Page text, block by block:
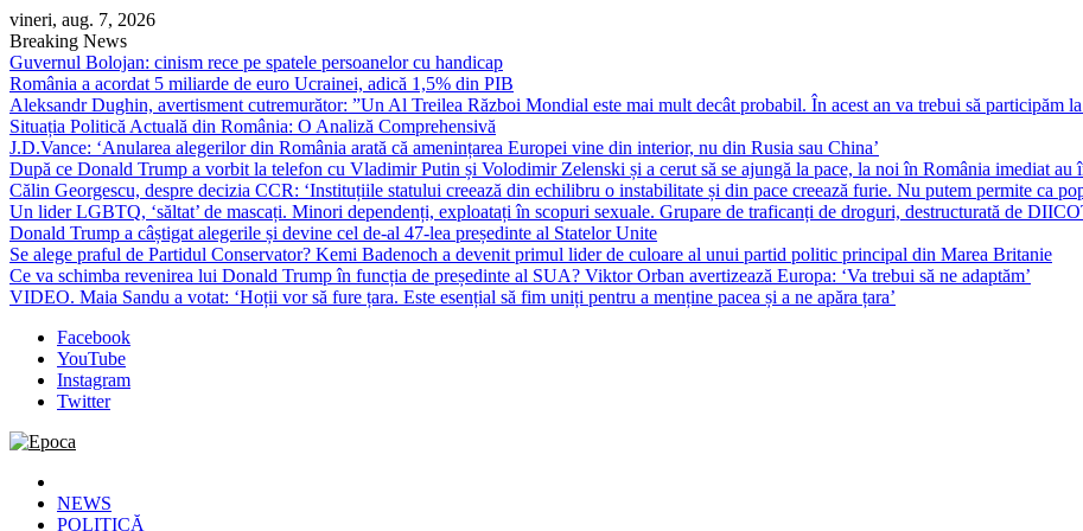
Skip
to
content
vineri, aug. 7, 2026
Breaking News
Guvernul Bolojan: cinism rece pe spatele persoanelor cu handicap
România a acordat 5 miliarde de euro Ucrainei, adică 1,5% din PIB
Aleksandr Dughin, avertisment cutremurător: ”Un Al Treilea Război Mondial este mai mult decât probabil. În acest an va trebui să participăm
Situația Politică Actuală din România: O Analiză Comprehensivă
J.D.Vance: ‘Anularea alegerilor din România arată că amenințarea Europei vine din interior, nu din Rusia sau China’
După ce Donald Trump a vorbit la telefon cu Vladimir Putin și Volodimir Zelenski și a cerut să se ajungă la pace, la noi în România imediat au
Călin Georgescu, despre decizia CCR: ‘Instituțiile statului creează din echilibru o instabilitate și din pace creează furie. Nu putem permite ca
Un lider LGBTQ, ‘săltat’ de mascați. Minori dependenți, exploatați în scopuri sexuale. Grupare de traficanți de droguri, destructurată de
Donald Trump a câștigat alegerile și devine cel de-al 47-lea președinte al Statelor Unite
Se alege praful de Partidul Conservator? Kemi Badenoch a devenit primul lider de culoare al unui partid politic principal din Marea Britanie
Ce va schimba revenirea lui Donald Trump în funcția de președinte al SUA? Viktor Orban avertizează Europa: ‘Va trebui să ne adaptăm’
VIDEO. Maia Sandu a votat: ‘Hoții vor să fure țara. Este esențial să fim uniți pentru a menține pacea și a ne apăra țara’
Facebook
YouTube
Instagram
Twitter
Epoca
Cele mai noi știri online din România
NEWS
POLITICĂ